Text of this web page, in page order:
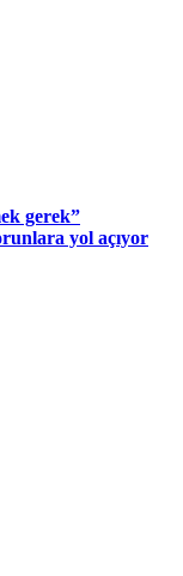
gerek”
yol açıyor